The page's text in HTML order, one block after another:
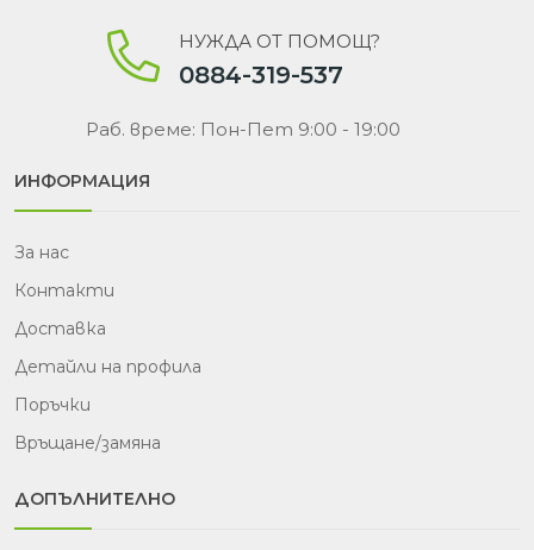
НУЖДА ОТ ПОМОЩ?
0884-319-537
Раб. време: Пон-Пет 9:00 - 19:00
ИНФОРМАЦИЯ
За нас
Контакти
Доставка
Детайли на профила
Поръчки
Връщане/замяна
ДОПЪЛНИТЕЛНО